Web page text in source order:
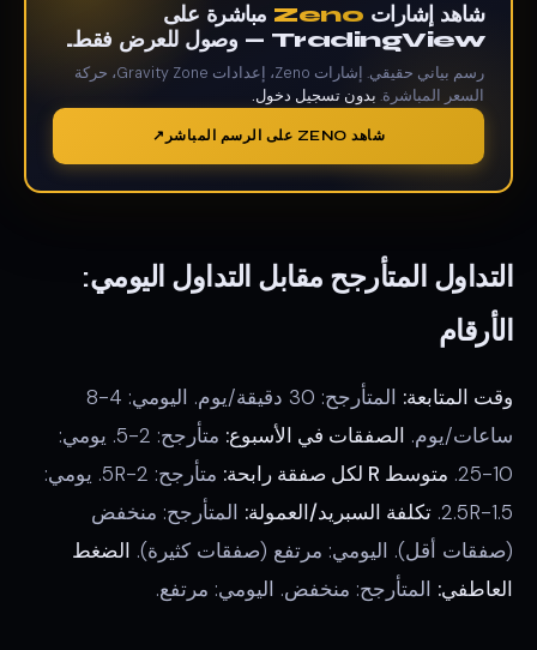
شاهد إشارات Zeno مباشرة على
TradingView — وصول للعرض فقط.
رسم بياني حقيقي. إشارات Zeno، إعدادات Gravity Zone، حركة
السعر المباشرة. بدون تسجيل دخول.
شاهد ZENO على الرسم المباشر
التداول المتأرجح مقابل التداول اليومي:
الأرقام
وقت المتابعة:
المتأرجح: 30 دقيقة/يوم. اليومي: 4-8
ساعات/يوم. الصفقات في الأسبوع:
متأرجح: 2-5. يومي:
10-25.
متوسط R لكل صفقة رابحة:
متأرجح: 2-5R. يومي:
1.5-2.5R.
تكلفة السبريد/العمولة: المتأرجح: منخفض
(صفقات أقل). اليومي: مرتفع (صفقات كثيرة). الضغط
العاطفي: المتأرجح: منخفض. اليومي: مرتفع.